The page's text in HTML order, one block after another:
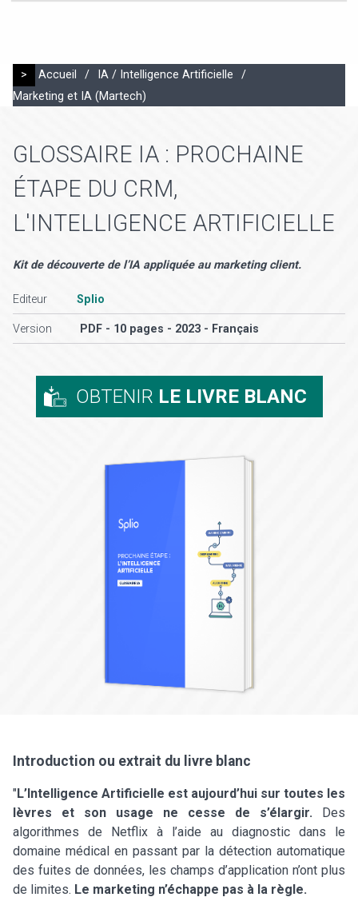
> Accueil / IA / Intelligence Artificielle
/
Marketing et IA (Martech)
GLOSSAIRE IA : PROCHAINE
ÉTAPE DU CRM,
L'INTELLIGENCE ARTIFICIELLE
Kit de découverte de l’IA appliquée au marketing client.
Editeur Splio
Version PDF - 10 pages - 2023 - Français
OBTENIR LE LIVRE BLANC
Introduction ou extrait du livre blanc
"L’Intelligence Artificielle est aujourd’hui sur toutes les
lèvres et son usage ne cesse de s’élargir. Des
algorithmes de Netflix à l’aide au diagnostic dans le
domaine médical en passant par la détection automatique
des fuites de données, les champs d’application n’ont plus
de limites. Le marketing n’échappe pas à la règle.